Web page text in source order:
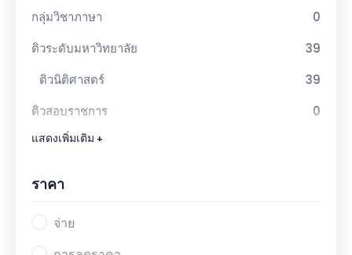
กลุ่มวิชาภาษา
0
ติวระดับมหาวิทยาลัย
39
ติวนิติศาสตร์
39
ติวสอบราชการ
0
ติวสอบทนายความ
แสดงเพิ่มเติม +
ราคา
จ่าย